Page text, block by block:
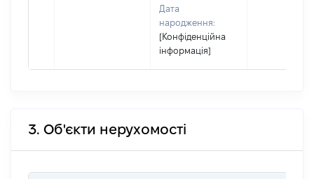
Дата
народження:
[Конфіденційна
інформація]
3. Об'єкти нерухомості